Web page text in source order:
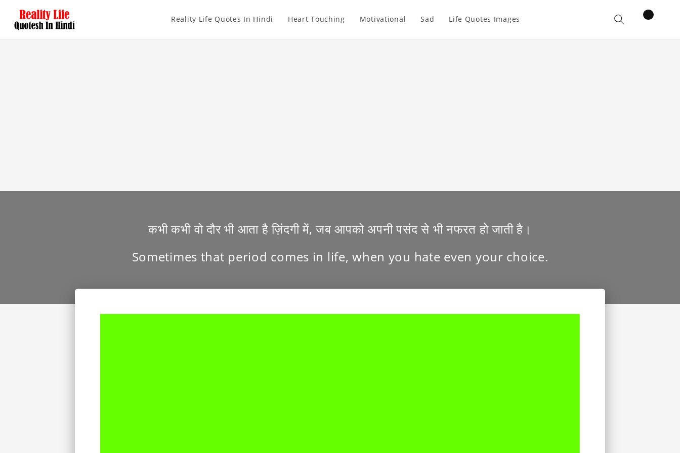
Reality Life Quotes In Hindi Heart Touching Motivational Sad Life Quotes Images Cart
items
कभी कभी वो दौर भी आता है ज़िंदगी में, जब आपको अपनी पसंद से भी नफरत हो जाती है।
Sometimes that period comes in life, when you hate even your choice.